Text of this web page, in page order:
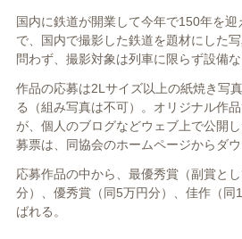
国内に鉄道が開業して今年で150年を
で、国内で撮影した鉄道を題材にした
問わず、撮影対象は列車に限らず設備
作品の応募は2Lサイズ以上の紙焼き写
る（組み写真は不可）。オリジナル作
が、個人のブログなどウェブ上で公開
募票は、同協会のホームページからダウ
応募作品の中から、最優秀賞（副賞と
分）、優秀賞（同5万円分）、佳作（同
ばれる。